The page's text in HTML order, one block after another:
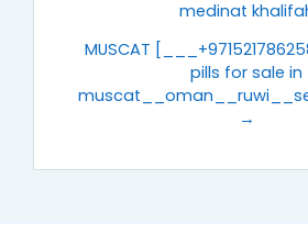
medinat
MUSCAT
pills for sale in
→